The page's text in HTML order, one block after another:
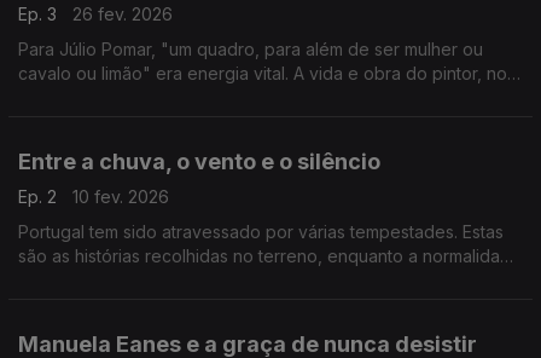
Ep. 3
26 fev. 2026
Para Júlio Pomar, "um quadro, para além de ser mulher ou
cavalo ou limão" era energia vital. A vida e obra do pintor, no
Entre a chuva, o vento e o silêncio
Ep. 2
10 fev. 2026
Portugal tem sido atravessado por várias tempestades. Estas
são as histórias recolhidas no terreno, enquanto a normalidade
Manuela Eanes e a graça de nunca desistir